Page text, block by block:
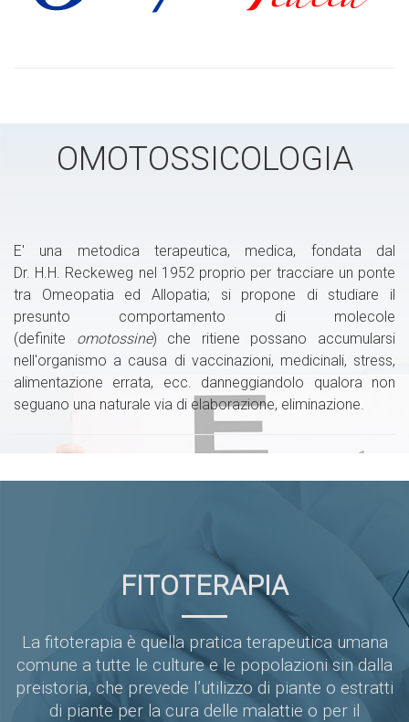
OMOTOSSICOLOGIA
E' una metodica terapeutica, medica, fondata dal
Dr. H.H. Reckeweg nel 1952 proprio per tracciare un ponte
tra Omeopatia ed Allopatia; si propone di studiare il
presunto comportamento di molecole
(definite omotossine) che ritiene possano accumularsi
nell'organismo a causa di vaccinazioni, medicinali, stress,
alimentazione errata, ecc. danneggiandolo qualora non
seguano una naturale via di elaborazione, eliminazione.
FITOTERAPIA
La fitoterapia è quella pratica terapeutica umana
comune a tutte le culture e le popolazioni sin dalla
preistoria, che prevede l’utilizzo di piante o estratti
di piante per la cura delle malattie o per il